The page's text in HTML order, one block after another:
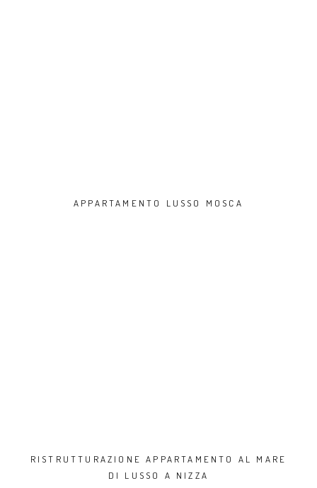
APPARTAMENTO LUSSO MOSCA
RISTRUTTURAZIONE APPARTAMENTO AL MARE
DI LUSSO A NIZZA